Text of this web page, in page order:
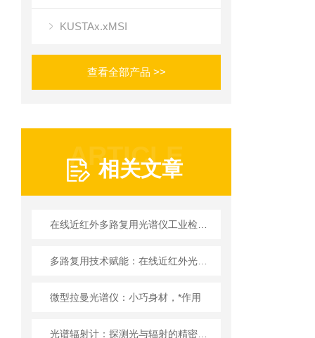
KUSTAx.xMSI
查看全部产品 >>
ARTICLE
相关文章
微型拉曼光谱仪：小巧身材，*作用